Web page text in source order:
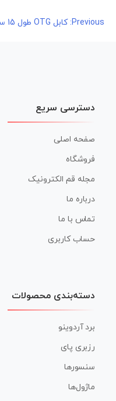
راهبری
Previous: کابل OTG طول 15 سانت
دسترسی سریع
صفحه اصلی
فروشگاه
مجله قم الکترونیک
درباره ما
تماس با ما
حساب کاربری
دسته‌بندی محصولات
برد آردوینو
رزبری پای
سنسورها
ماژول‌ها